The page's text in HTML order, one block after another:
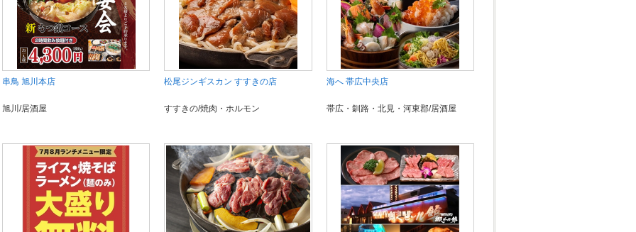
串鳥 旭川本店
旭川/居酒屋
松尾ジンギスカン すすきの店
すすきの/焼肉・ホルモン
海へ 帯広中央店
帯広・釧路・北見・河東郡/居酒屋